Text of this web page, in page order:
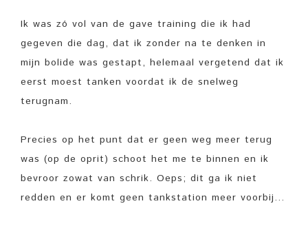
Ik was zó vol van de gave training die ik had
gegeven die dag, dat ik zonder na te denken in
mijn bolide was gestapt, helemaal vergetend dat ik
eerst moest tanken voordat ik de snelweg
terugnam.
Precies op het punt dat er geen weg meer terug
was (op de oprit) schoot het me te binnen en ik
bevroor zowat van schrik. Oeps; dit ga ik niet
redden en er komt geen tankstation meer voorbij…